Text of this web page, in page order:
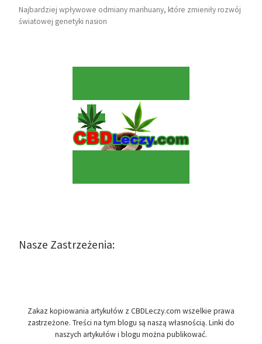
Najbardziej wpływowe odmiany marihuany, które zmieniły rozwój
światowej genetyki nasion
Nasze Zastrzeżenia:
Zakaz kopiowania artykułów z CBDLeczy.com wszelkie prawa
zastrzeżone. Treści na tym blogu są naszą własnością. Linki do
naszych artykułów i blogu można publikować.